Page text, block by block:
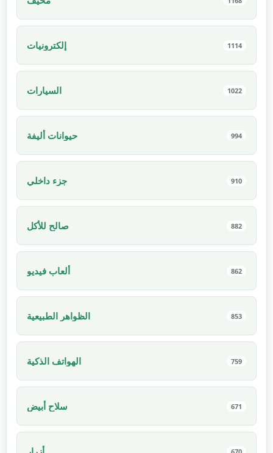
إلكترونيات 1114
السيارات 1022
حيوانات أليفة 994
جزء داخلي 910
صالح للأكل 882
ألعاب فيديو 862
الظواهر الطبيعية 853
الهواتف الذكية 759
سلاح أبيض 671
670